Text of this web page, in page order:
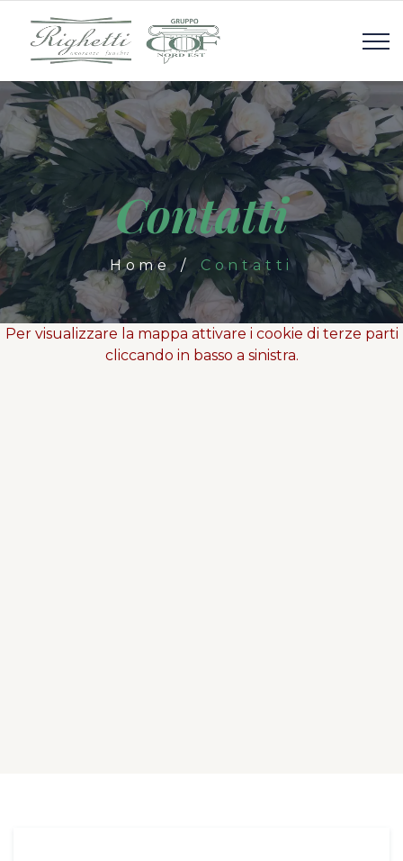
Contatti
Home Contatti
Per visualizzare la mappa attivare i cookie di terze parti
cliccando in basso a sinistra.